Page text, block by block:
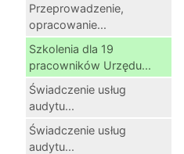
Przeprowadzenie,
opracowanie...
Szkolenia dla 19
pracowników Urzędu...
Świadczenie usług
audytu...
Świadczenie usług
audytu...